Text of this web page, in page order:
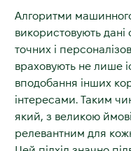
Алгоритми
використовують дані
точних і
враховують не лише
вподобання інших
інтересами. Таким
який, з великою
релевантним для